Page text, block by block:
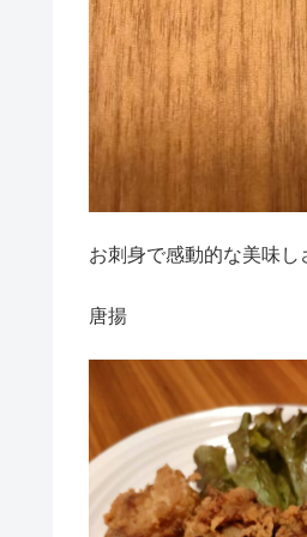
お刺身で感動的な美味
唐揚